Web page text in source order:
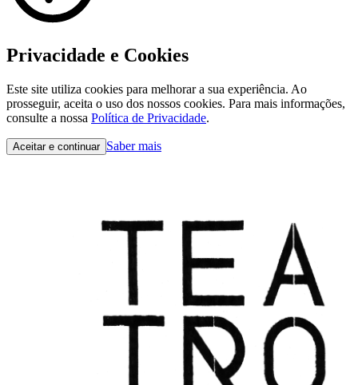
Privacidade e Cookies
Este site utiliza cookies para melhorar a sua experiência. Ao
prosseguir, aceita o uso dos nossos cookies. Para mais informações,
consulte a nossa Política de Privacidade.
Aceitar e continuar Saber mais